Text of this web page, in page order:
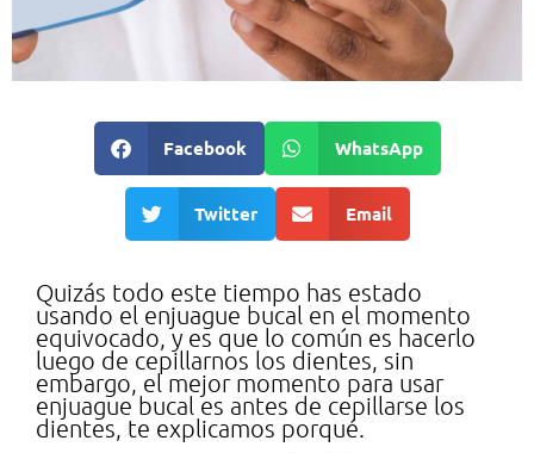
Facebook WhatsApp
Twitter Email
Quizás todo este tiempo has estado
usando el enjuague bucal en el momento
equivocado, y es que lo común es hacerlo
luego de cepillarnos los dientes, sin
embargo, el mejor momento para usar
enjuague bucal es antes de cepillarse los
dientes, te explicamos porqué.